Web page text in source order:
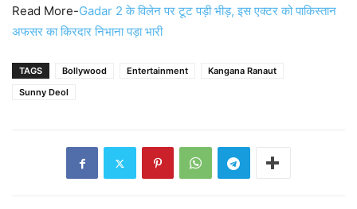
Read More-Gadar 2 के विलेन पर टूट पड़ी भीड़, इस एक्टर को पाकिस्तान
अफसर का किरदार निभाना पड़ा भारी
TAGS Bollywood Entertainment
Kangana Ranaut
Sunny Deol